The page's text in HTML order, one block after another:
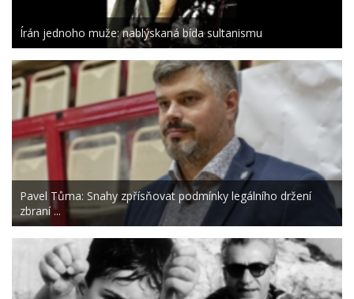
Írán jednoho muže: nablýskaná bída sultanismu
Pavel Tůma: Snahy zpřísňovat podmínky legálního držení
zbraní ...